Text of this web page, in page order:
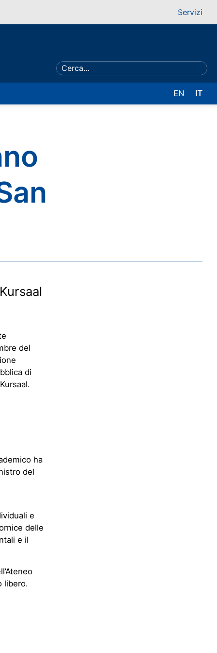
Servizi
EN IT
del
di
ha
del
e
delle
e il
libero.